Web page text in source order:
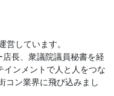
営しています。
長、衆議院議員秘書を経
インメントで人と人をつな
コン業界に飛び込みまし